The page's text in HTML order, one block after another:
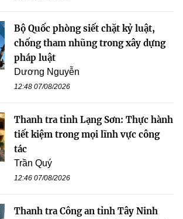
Bộ Quốc phòng siết chặt kỷ luật,
chống tham nhũng trong xây dựng
pháp luật
Dương Nguyễn
12:48 07/08/2026
Thanh tra tỉnh Lạng Sơn: Thực hành
tiết kiệm trong mọi lĩnh vực công
tác
Trần Quý
12:46 07/08/2026
Thanh tra Công an tỉnh Tây Ninh